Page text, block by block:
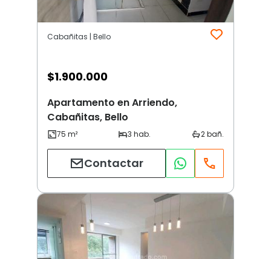
Cabañitas | Bello
$1.900.000
Apartamento en Arriendo,
Cabañitas, Bello
Contactar